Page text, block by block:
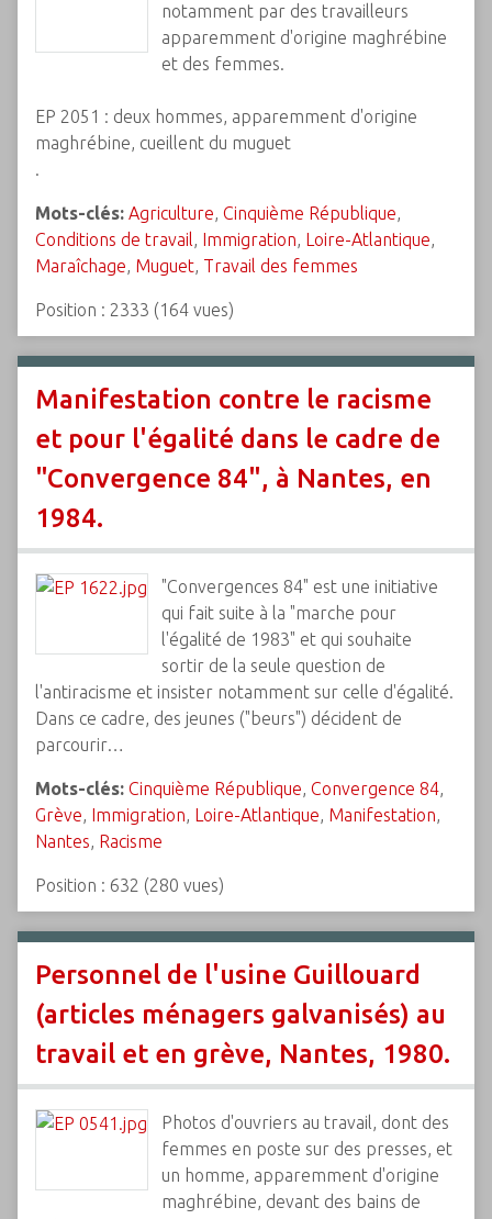
notamment par des travailleurs
apparemment d'origine maghrébine
et des femmes.
EP 2051 : deux hommes, apparemment d'origine
maghrébine, cueillent du muguet
.
Mots-clés: Agriculture, Cinquième République,
Conditions de travail, Immigration, Loire-Atlantique,
Maraîchage, Muguet, Travail des femmes
Position : 2333 (164 vues)
Manifestation contre le racisme
et pour l'égalité dans le cadre de
"Convergence 84", à Nantes, en
1984.
"Convergences 84" est une initiative
qui fait suite à la "marche pour
l'égalité de 1983" et qui souhaite
sortir de la seule question de
l'antiracisme et insister notamment sur celle d'égalité.
Dans ce cadre, des jeunes ("beurs") décident de
parcourir…
Mots-clés: Cinquième République, Convergence 84,
Grève, Immigration, Loire-Atlantique, Manifestation,
Nantes, Racisme
Position : 632 (280 vues)
Personnel de l'usine Guillouard
(articles ménagers galvanisés) au
travail et en grève, Nantes, 1980.
Photos d'ouvriers au travail, dont des
femmes en poste sur des presses, et
un homme, apparemment d'origine
maghrébine, devant des bains de